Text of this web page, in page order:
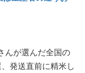
んが選んだ全国の
発送直前に精米し